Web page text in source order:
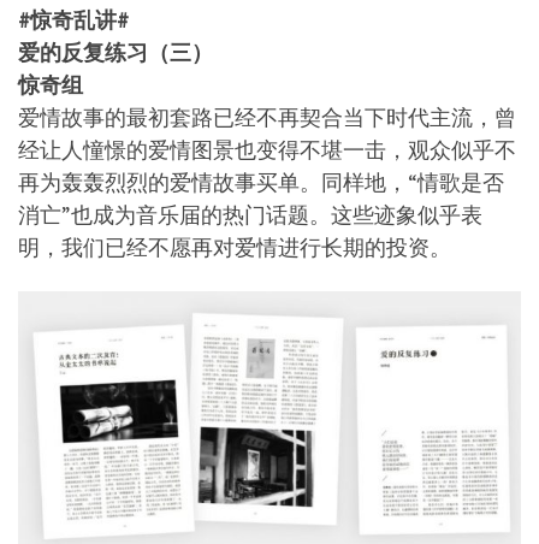
#惊奇乱讲#
爱的反复练习（三）
惊奇组
爱情故事的最初套路已经不再契合当下时代主流，曾
经让人憧憬的爱情图景也变得不堪一击，观众似乎不
再为轰轰烈烈的爱情故事买单。同样地，“情歌是否
消亡”也成为音乐届的热门话题。这些迹象似乎表
明，我们已经不愿再对爱情进行长期的投资。